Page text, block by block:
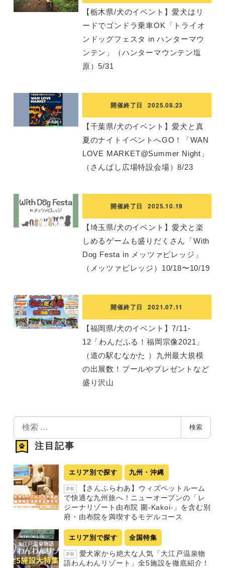
【栃木県/犬のイベント】愛犬はリ
ードでゴンドラ乗車OK「トライオ
ンドッグフェスタ in ハンターマウ
ンテン」（ハンターマウンテン塩
原）5/31
開催終了日 2025.08.23
【千葉県/犬のイベント】愛犬と真
夏のナイトイベントへGO！「WAN
LOVE MARKET@Summer Night」
（さんばし広場特設会場）8/23
開催終了日 2025.10.19
【埼玉県/犬のイベント】愛犬と楽
しめるゲームも盛りだくさん「With
Dog Festa in メッツァビレッジ」
（メッツァビレッジ）10/18〜10/19
開催終了日 2021.07.11
【福岡県/犬のイベント】7/11-
12「わんだふる！福岡宗像2021」
（道の駅むなかた ）九州最大規模
の出展数！プールやプレゼントなど
盛り沢山
検
索
検索
注目記事
エリア別で探す 九州・沖縄
PR
【さんふらわあ】ウィズペットルーム
で快適な九州旅へ！ニューオープンの「レ
ジーナリゾート由布院 圍-Kakoi-」を含む別
府・由布院を満喫するモデルコース
エリア別で探す 全国特集
PR
愛犬家から絶大な人気「大江戸温泉物
語わんわんリゾート」全5施設を徹底紹介！